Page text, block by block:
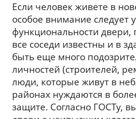
Если человек живете в
особое внимание следует
функциональности двери,
все соседи известны и в
быть еще много
личностей (строителей,
люди, которые живут в
районах нуждаются в
защите. Согласно ГОСТу,